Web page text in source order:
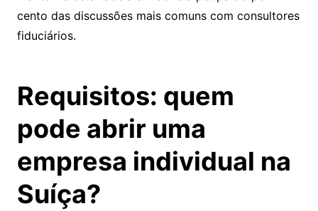
cento das discussões mais comuns com consultores
fiduciários.
Requisitos: quem
pode abrir uma
empresa individual na
Suíça?